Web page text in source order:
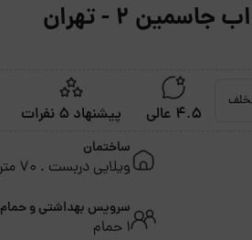
2 - تهران
4.5 عالی پیشنهاد 5 نفرات
ساختمان
ویلایی دربست . 70 متر بنا . 1 اتاق
سرویس بهداشتی و حمام
1 حمام